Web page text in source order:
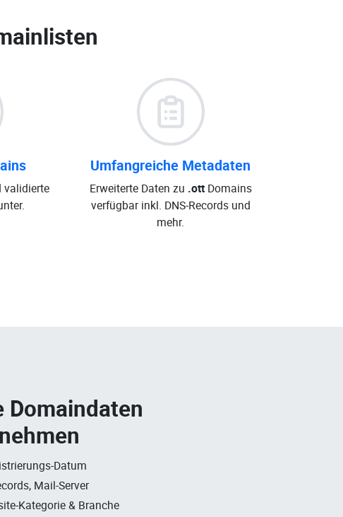
validierte
Umfangreiche Metadaten
Erweiterte Daten zu .ottDomains
verfügbar inkl. DNS-Records und
mehr.
Domaindaten
Datum
Mail-Server
Kategorie & Branche